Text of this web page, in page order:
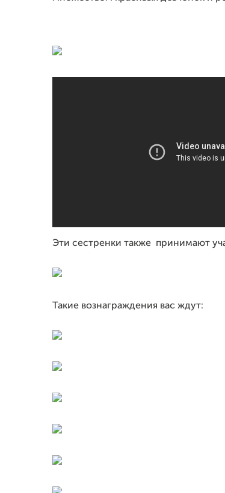
Эти сестренки также принимают
Такие вознаграждения вас ждут: